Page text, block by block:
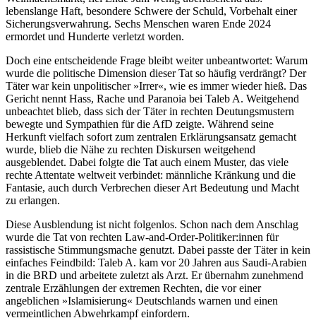
lebenslange Haft, besondere Schwere der Schuld, Vorbehalt einer
Sicherungsverwahrung. Sechs Menschen waren Ende 2024
ermordet und Hunderte verletzt worden.
Doch eine entscheidende Frage bleibt weiter unbeantwortet: Warum
wurde die politische Dimension dieser Tat so häufig verdrängt? Der
Täter war kein unpolitischer »Irrer«, wie es immer wieder hieß. Das
Gericht nennt Hass, Rache und Paranoia bei Taleb A. Weitgehend
unbeachtet blieb, dass sich der Täter in rechten Deutungsmustern
bewegte und Sympathien für die AfD zeigte. Während seine
Herkunft vielfach sofort zum zentralen Erklärungsansatz gemacht
wurde, blieb die Nähe zu rechten Diskursen weitgehend
ausgeblendet. Dabei folgte die Tat auch einem Muster, das viele
rechte Attentate weltweit verbindet: männliche Kränkung und die
Fantasie, auch durch Verbrechen dieser Art Bedeutung und Macht
zu erlangen.
Diese Ausblendung ist nicht folgenlos. Schon nach dem Anschlag
wurde die Tat von rechten Law-and-Order-Politiker:innen für
rassistische Stimmungsmache genutzt. Dabei passte der Täter in kein
einfaches Feindbild: Taleb A. kam vor 20 Jahren aus Saudi-Arabien
in die BRD und arbeitete zuletzt als Arzt. Er übernahm zunehmend
zentrale Erzählungen der extremen Rechten, die vor einer
angeblichen »Islamisierung« Deutschlands warnen und einen
vermeintlichen Abwehrkampf einfordern.